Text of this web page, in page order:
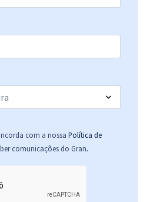
à vista
R$ 87,98 (-20%)
de Pesquisa Agropecuária - Opção
Manutenção e Serviços –
36,66
com a nossa Política de
comunicações do Gran.